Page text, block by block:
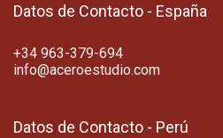
Datos de Contacto - España
+34 963-379-694
info@aceroestudio.com
Datos de Contacto - Perú